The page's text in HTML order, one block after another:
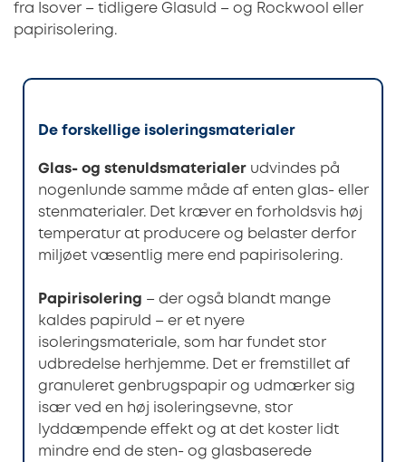
fra Isover – tidligere Glasuld – og Rockwool eller
papirisolering.
De forskellige isoleringsmaterialer
Glas- og stenuldsmaterialerudvindes på
nogenlunde samme måde af enten glas- eller
stenmaterialer. Det kræver en forholdsvis høj
temperatur at producere og belaster derfor
miljøet væsentlig mere end papirisolering.
Papirisolering – der også blandt mange
kaldes papiruld – er et nyere
isoleringsmateriale, som har fundet stor
udbredelse herhjemme. Det er fremstillet af
granuleret genbrugspapir og udmærker sig
især ved en høj isoleringsevne, stor
lyddæmpende effekt og at det koster lidt
mindre end de sten- og glasbaserede